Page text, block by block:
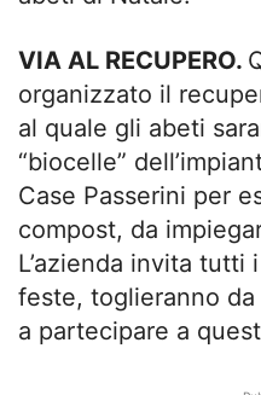
VIA AL RECUPERO.
organizzato il
al quale gli abeti
“biocelle”
Case Passerini per
compost, da
L’azienda invita
feste, toglieranno da
a partecipare a